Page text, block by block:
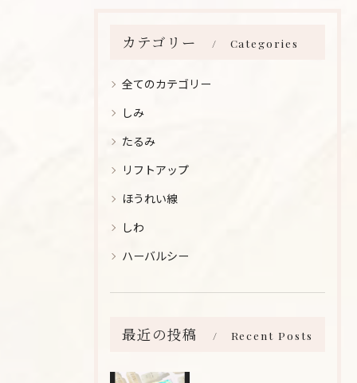
カテゴリー Categories
全てのカテゴリー
しみ
たるみ
リフトアップ
ほうれい線
しわ
ハーバルシー
最近の投稿 Recent Posts